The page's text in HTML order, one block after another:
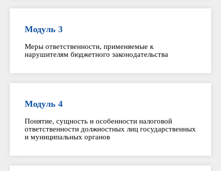
Модуль 3
Меры ответственности, применяемые к
нарушителям бюджетного законодательства
Модуль 4
Понятие, сущность и особенности налоговой
ответственности должностных лиц государственных
и муниципальных органов